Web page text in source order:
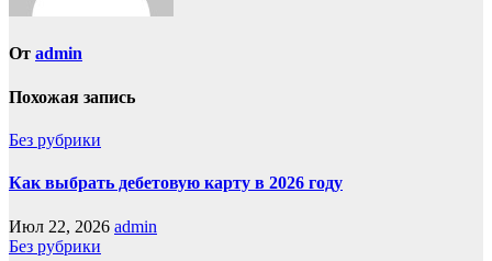
От admin
Похожая запись
Без рубрики
Как выбрать дебетовую карту в 2026 году
Июл 22, 2026 admin
Без рубрики